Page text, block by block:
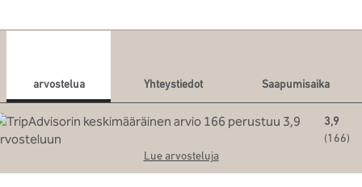
arvostelua Yhteystiedot
Saapumisaika
3,9
(166)
Lue arvosteluja